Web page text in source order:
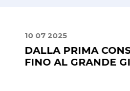
10 07 2025
DALLA PRIMA
FINO AL GRANDE